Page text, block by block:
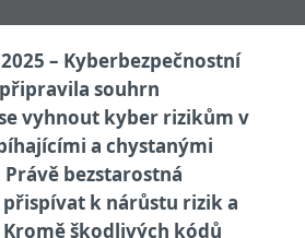
– Kyberbezpečnostní
připravila souhrn
vyhnout kyber rizikům v
a chystanými
bezstarostná
k nárůstu rizik a
škodlivých kódů